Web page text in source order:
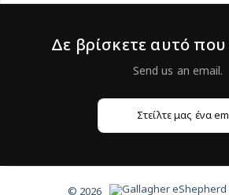
Δε βρίσκετε αυτό
Στείλτε μας ένα
© 2026